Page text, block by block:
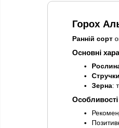
Горох
Ранній сорт
Основні
Стручки
Зерна: